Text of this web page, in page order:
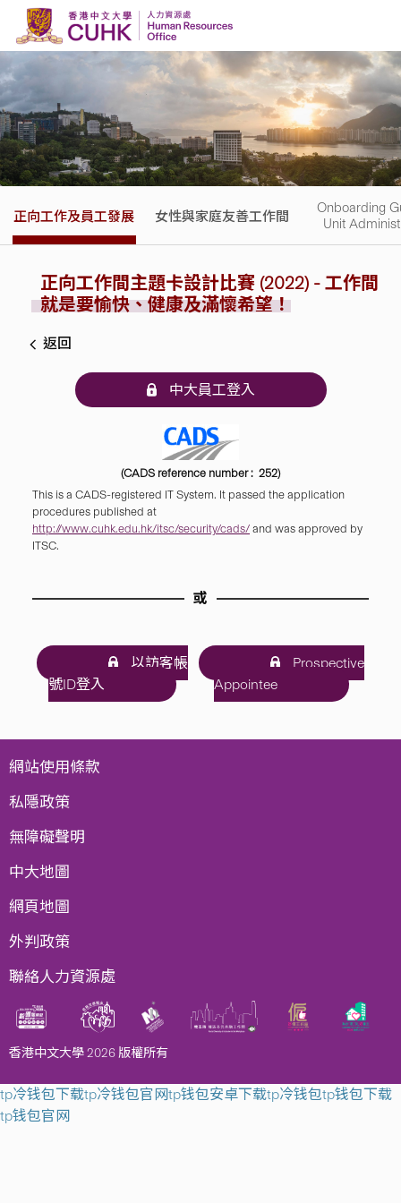
Skip to content
正向工作及員工發展 女性與家庭友善工作間
Onboarding
Unit
正向工作間主題卡設計比賽 (2022) - 工作間
就是要愉快、健康及滿懷希望！
返回
中大員工登入
(CADS reference number : 252)
This is a CADS-registered IT System. It passed the application
procedures published at
http://www.cuhk.edu.hk/itsc/security/cads/ and was approved by
ITSC.
或
以訪客帳
號ID登入
Prospective
Appointee
網站使用條款
私隱政策
無障礙聲明
中大地圖
網頁地圖
外判政策
聯絡人力資源處
香港中文大學 2026 版權所有
tp冷钱包下载tp冷钱包官网tp钱包安卓下载tp冷钱包tp钱包下载
tp钱包官网